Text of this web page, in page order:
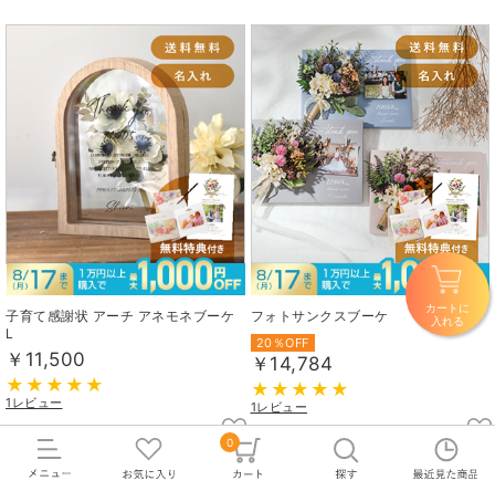
0
カートに
入れる
子育て感謝状 アーチ アネモネブーケ
L
￥11,500
1レビュー
フォトサンクスブーケ
20％OFF
￥14,784
1レビュー